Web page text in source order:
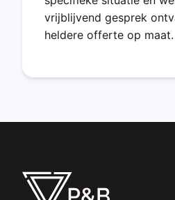
vrijblijvend gesprek
heldere offerte op maat.